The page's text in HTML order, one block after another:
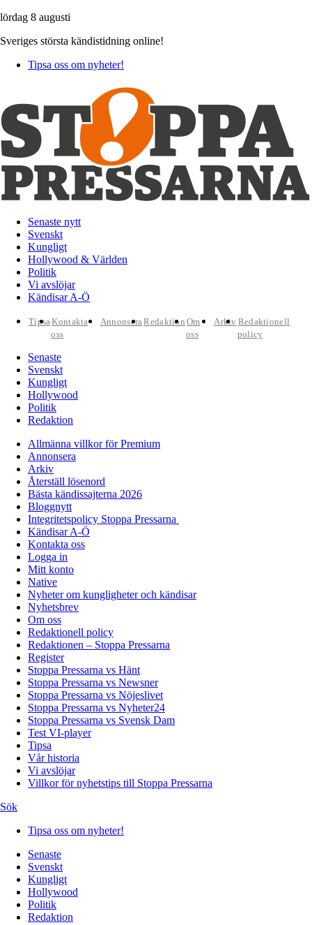
lördag 8 augusti
Sveriges största kändistidning online!
Tipsa oss om nyheter!
Senaste nytt
Svenskt
Kungligt
Hollywood & Världen
Politik
Vi avslöjar
Kändisar A-Ö
TipsaKontakta
oss
AnnonseraRedaktion Om
oss
Arkiv Redaktionell
policy
Senaste
Svenskt
Kungligt
Hollywood
Politik
Redaktion
Allmänna villkor för Premium
Annonsera
Arkiv
Återställ lösenord
Bästa kändissajterna 2026
Bloggnytt
Integritetspolicy Stoppa Pressarna
Kändisar A-Ö
Kontakta oss
Logga in
Mitt konto
Native
Nyheter om kungligheter och kändisar
Nyhetsbrev
Om oss
Redaktionell policy
Redaktionen – Stoppa Pressarna
Register
Stoppa Pressarna vs Hänt
Stoppa Pressarna vs Newsner
Stoppa Pressarna vs Nöjeslivet
Stoppa Pressarna vs Nyheter24
Stoppa Pressarna vs Svensk Dam
Test VI-player
Tipsa
Vår historia
Vi avslöjar
Villkor för nyhetstips till Stoppa Pressarna
Sök
Tipsa oss om nyheter!
Senaste
Svenskt
Kungligt
Hollywood
Politik
Redaktion